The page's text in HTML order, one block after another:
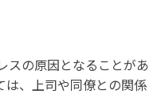
スの原因となることがあ
は、上司や同僚との関係